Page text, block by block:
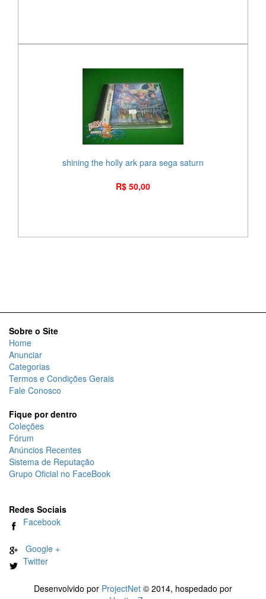
shining the holly ark para sega saturn
R$ 50,00
Sobre o Site
Home
Anunciar
Categorias
Termos e Condições Gerais
Fale Conosco
Fique por dentro
Coleções
Fórum
Anúncios Recentes
Sistema de Reputação
Grupo Oficial no FaceBook
Redes Sociais
Facebook
Google +
Twitter
Desenvolvido por ProjectNet © 2014, hospedado por